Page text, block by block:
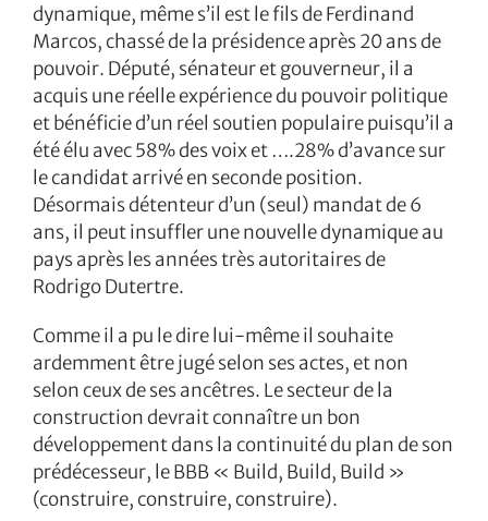
dynamique, même s’il est le fils de Ferdinand
Marcos, chassé de la présidence après 20 ans de
pouvoir. Député, sénateur et gouverneur, il a
acquis une réelle expérience du pouvoir politique
et bénéficie d’un réel soutien populaire puisqu’il a
été élu avec 58% des voix et ….28% d’avance sur
le candidat arrivé en seconde position.
Désormais détenteur d’un (seul) mandat de 6
ans, il peut insuffler une nouvelle dynamique au
pays après les années très autoritaires de
Rodrigo Dutertre.
Comme il a pu le dire lui-même il souhaite
ardemment être jugé selon ses actes, et non
selon ceux de ses ancêtres. Le secteur de la
construction devrait connaître un bon
développement dans la continuité du plan de son
prédécesseur, le BBB « Build, Build, Build »
(construire, construire, construire).